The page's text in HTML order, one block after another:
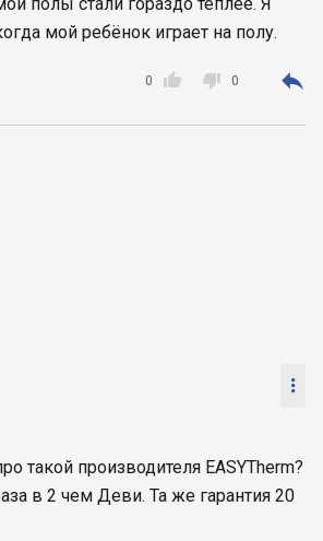
полы стали гораздо теплее. Я
мой ребёнок играет на полу.

0  0 

такой производителя EASYTherm?
в 2 чем Деви. Та же гарантия 20